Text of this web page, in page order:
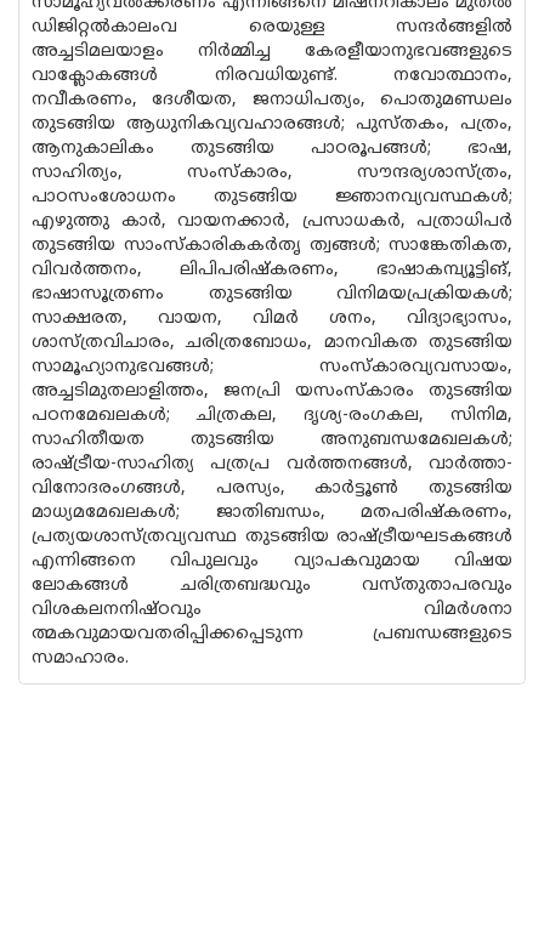
ഡിജിറ്റൽകാലംവ രെയുള്ള സന്ദർങ്ങളിൽ
അച്ചടിമലയാളം നിർമ്മിച്ച കേരളീയാനുഭവങ്ങളുടെ
വാ‌ക്ലോകങ്ങൾ നിരവധിയുണ്ട്. നവോത്ഥാനം,
നവീകരണം, ദേശീയത, ജനാധിപത്യം, പൊതുമണ്ഡലം
തുടങ്ങിയ ആധുനികവ്യവഹാരങ്ങൾ; പുസ്തകം, പത്രം,
ആനുകാലികം തുടങ്ങിയ പാഠരൂപങ്ങൾ; ഭാഷ,
സാഹിത്യം, സംസ്കാരം, സൗന്ദര്യശാസ്ത്രം,
പാഠസംശോധനം തുടങ്ങിയ ജ്ഞാനവ്യവസ്ഥകൾ;
എഴുത്തു കാർ, വായനക്കാർ, പ്രസാധകർ, പത്രാധിപർ
തുടങ്ങിയ സാംസ്കാരികകർതൃ ത്വങ്ങൾ; സാങ്കേതികത,
വിവർത്തനം, ലിപിപരിഷ്‌കരണം, ഭാഷാകമ്പ്യൂട്ടിങ്,
ഭാഷാസൂത്രണം തുടങ്ങിയ വിനിമയപ്രക്രിയകൾ;
സാക്ഷരത, വായന, വിമർ ശനം, വിദ്യാഭ്യാസം,
ശാസ്ത്രവിചാരം, ചരിത്രബോധം, മാനവികത തുടങ്ങിയ
സാമൂഹ്യാനുഭവങ്ങൾ; സംസ്കാരവ്യവസായം,
അച്ചടിമുതലാളിത്തം, ജനപ്രി യസംസ്കാരം തുടങ്ങിയ
പഠനമേഖലകൾ; ചിത്രകല, ദൃശ്യ-രംഗകല, സിനിമ,
സാഹിതീയത തുടങ്ങിയ അനുബന്ധമേഖലകൾ;
രാഷ്ട്രീയ-സാഹിത്യ പത്രപ്ര വർത്തനങ്ങൾ, വാർത്താ-
വിനോദരംഗങ്ങൾ, പരസ്യം, കാർട്ടൂൺ തുടങ്ങിയ
മാധ്യമമേഖലകൾ; ജാതിബന്ധം, മതപരിഷ്‌കരണം,
പ്രത്യയശാസ്ത്രവ്യവസ്ഥ തുടങ്ങിയ രാഷ്ട്രീയഘടകങ്ങൾ
എന്നിങ്ങനെ വിപുലവും വ്യാപകവുമായ വിഷയ
ലോകങ്ങൾ ചരിത്രബദ്ധവും വസ്‌തുതാപരവും
വിശകലനനിഷ്ഠവും വിമർശനാ
ത്മകവുമായവതരിപ്പിക്കപ്പെടുന്ന പ്രബന്ധങ്ങളുടെ
സമാഹാരം.